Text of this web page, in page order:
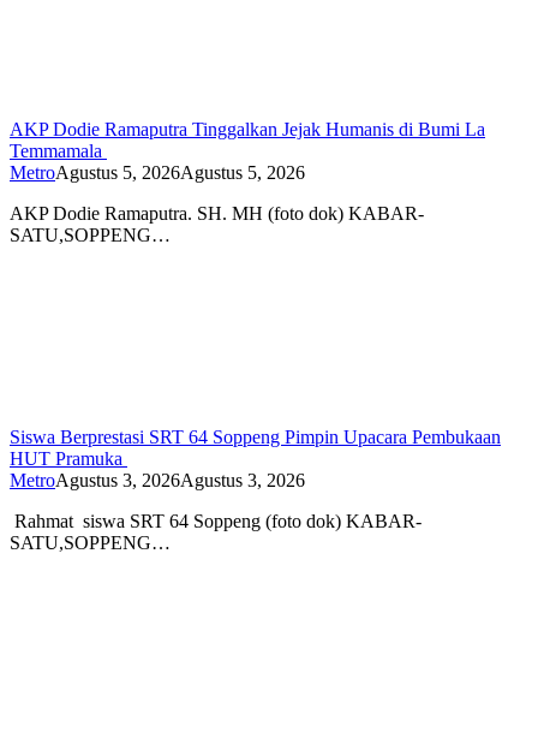
AKP Dodie Ramaputra Tinggalkan Jejak Humanis di Bumi La
Temmamala
MetroAgustus 5, 2026Agustus 5, 2026
AKP Dodie Ramaputra. SH. MH (foto dok) KABAR-
SATU,SOPPENG…
Siswa Berprestasi SRT 64 Soppeng Pimpin Upacara Pembukaan
HUT Pramuka
MetroAgustus 3, 2026Agustus 3, 2026
Rahmat siswa SRT 64 Soppeng (foto dok) KABAR-
SATU,SOPPENG…